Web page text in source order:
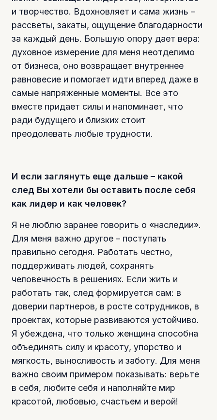
и творчество. Вдохновляет и сама жизнь –
рассветы, закаты, ощущение благодарности
за каждый день. Большую опору дает вера:
духовное измерение для меня неотделимо
от бизнеса, оно возвращает внутреннее
равновесие и помогает идти вперед даже в
самые напряженные моменты. Все это
вместе придает силы и напоминает, что
ради будущего и близких стоит
преодолевать любые трудности.
И если заглянуть еще дальше – какой
след Вы хотели бы оставить после себя
как лидер и как человек?
Я не люблю заранее говорить о «наследии».
Для меня важно другое – поступать
правильно сегодня. Работать честно,
поддерживать людей, сохранять
человечность в решениях. Если жить и
работать так, след формируется сам: в
доверии партнеров, в росте сотрудников, в
проектах, которые развиваются устойчиво.
Я убеждена, что только женщина способна
объединять силу и красоту, упорство и
мягкость, выносливость и заботу. Для меня
важно своим примером показывать: верьте
в себя, любите себя и наполняйте мир
красотой, любовью, счастьем и верой!